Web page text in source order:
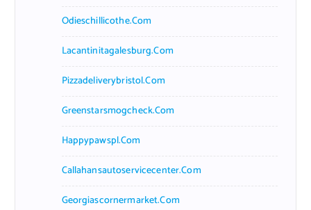
Odieschillicothe.com
Lacantinitagalesburg.com
Pizzadeliverybristol.com
Greenstarsmogcheck.com
Happypawspl.com
Callahansautoservicecenter.com
Georgiascornermarket.com